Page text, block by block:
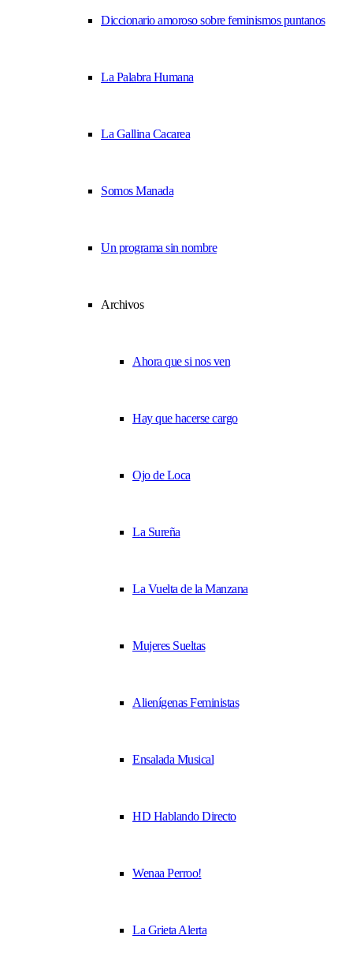
Diccionario amoroso sobre feminismos puntanos
La Palabra Humana
La Gallina Cacarea
Somos Manada
Un programa sin nombre
Archivos
Ahora que si nos ven
Hay que hacerse cargo
Ojo de Loca
La Sureña
La Vuelta de la Manzana
Mujeres Sueltas
Alienígenas Feministas
Ensalada Musical
HD Hablando Directo
Wenaa Perroo!
La Grieta Alerta